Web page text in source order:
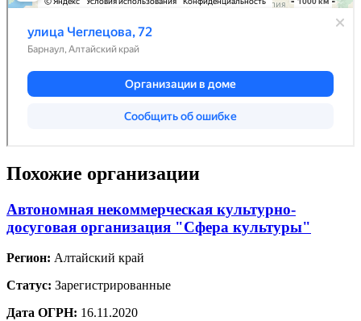
Похожие организации
Автономная некоммерческая культурно-
досуговая организация "Сфера культуры"
Регион: Алтайский край
Статус: Зарегистрированные
Дата ОГРН: 16.11.2020